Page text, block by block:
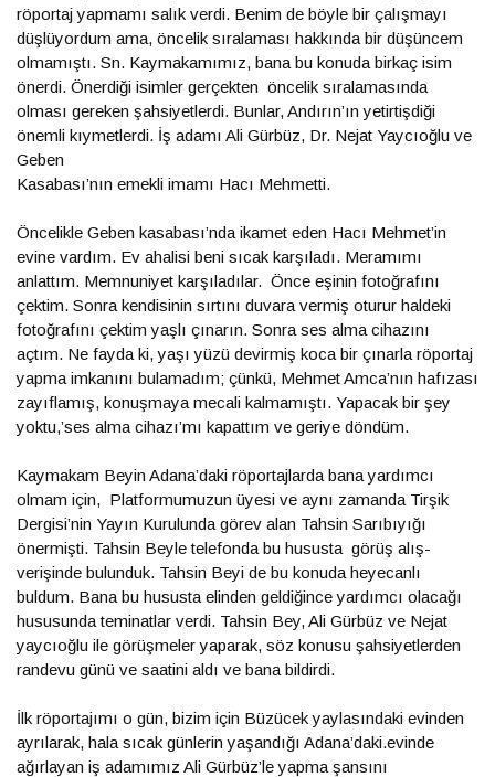
röportaj yapmamı salık verdi. Benim de böyle bir çalışmayı
düşlüyordum ama, öncelik sıralaması hakkında bir düşüncem
olmamıştı. Sn. Kaymakamımız, bana bu konuda birkaç isim
önerdi. Önerdiği isimler gerçekten öncelik sıralamasında
olması gereken şahsiyetlerdi. Bunlar, Andırın’ın yetirtişdiği
önemli kıymetlerdi. İş adamı Ali Gürbüz, Dr. Nejat Yaycıoğlu ve
Geben
Kasabası’nın emekli imamı Hacı Mehmetti.
Öncelikle Geben kasabası’nda ikamet eden Hacı Mehmet’in
evine vardım. Ev ahalisi beni sıcak karşıladı. Meramımı
anlattım. Memnuniyet karşıladılar. Önce eşinin fotoğrafını
çektim. Sonra kendisinin sırtını duvara vermiş oturur haldeki
fotoğrafını çektim yaşlı çınarın. Sonra ses alma cihazını
açtım. Ne fayda ki, yaşı yüzü devirmiş koca bir çınarla röportaj
yapma imkanını bulamadım; çünkü, Mehmet Amca’nın hafızası
zayıflamış, konuşmaya mecali kalmamıştı. Yapacak bir şey
yoktu,’ses alma cihazı’mı kapattım ve geriye döndüm.
Kaymakam Beyin Adana’daki röportajlarda bana yardımcı
olmam için, Platformumuzun üyesi ve aynı zamanda Tirşik
Dergisi’nin Yayın Kurulunda görev alan Tahsin Sarıbıyığı
önermişti. Tahsin Beyle telefonda bu hususta görüş alış-
verişinde bulunduk. Tahsin Beyi de bu konuda heyecanlı
buldum. Bana bu hususta elinden geldiğince yardımcı olacağı
hususunda teminatlar verdi. Tahsin Bey, Ali Gürbüz ve Nejat
yaycıoğlu ile görüşmeler yaparak, söz konusu şahsiyetlerden
randevu günü ve saatini aldı ve bana bildirdi.
İlk röportajımı o gün, bizim için Büzücek yaylasındaki evinden
ayrılarak, hala sıcak günlerin yaşandığı Adana’daki.evinde
ağırlayan iş adamımız Ali Gürbüz’le yapma şansını